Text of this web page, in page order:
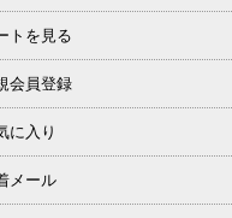
トを見る
会員登録
に入り
メール